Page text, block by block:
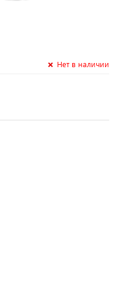
Нет в наличии